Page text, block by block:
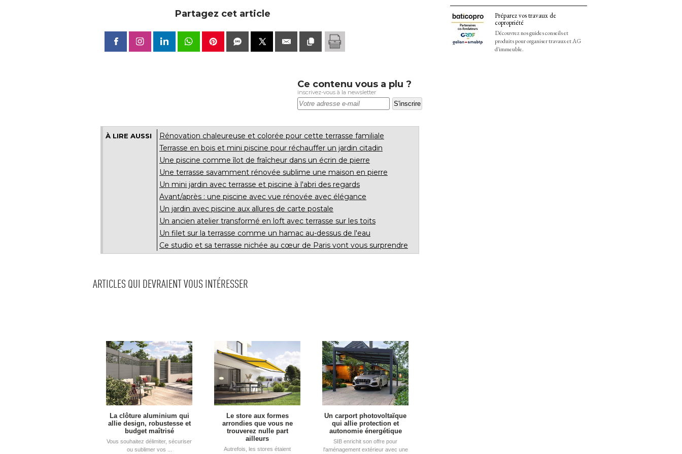
Partagez cet article
Ce contenu vous a plu ?
inscrivez-vous à la newsletter
À LIRE AUSSI
Rénovation chaleureuse et colorée pour cette terrasse familiale
Terrasse en bois et mini piscine pour réchauffer un jardin citadin
Une piscine comme îlot de fraîcheur dans un écrin de pierre
Une terrasse savamment rénovée sublime une maison en pierre
Un mini jardin avec terrasse et piscine à l'abri des regards
Avant/après : une piscine avec vue rénovée avec élégance
Un jardin avec piscine aux allures de carte postale
Un ancien atelier transformé en loft avec terrasse sur les toits
Un filet sur la terrasse comme un hamac au-dessus de l'eau
Ce studio et sa terrasse nichée au cœur de Paris vont vous surprendre
ARTICLES QUI DEVRAIENT VOUS INTÉRESSER
La clôture aluminium qui
allie design, robustesse et
budget maîtrisé
Vous souhaitez délimiter, sécuriser
ou sublimer vos ...
Le store aux formes
arrondies que vous ne
trouverez nulle part
ailleurs
Autrefois, les stores étaient
Un carport photovoltaïque
qui allie protection et
autonomie énergétique
SIB enrichit son offre pour
l'aménagement extérieur avec une
Préparez vos travaux de
copropriété
Découvrez nos guides conseils et
produits pour organiser travaux et AG
d'immeuble.